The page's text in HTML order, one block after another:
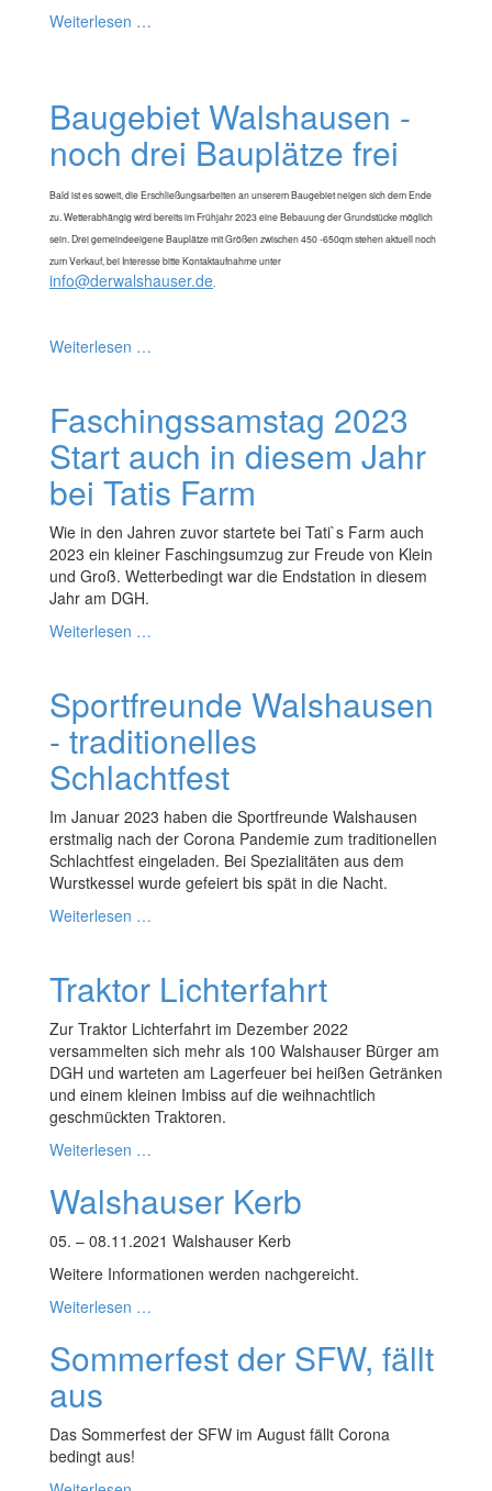
Weiterlesen …
Baugebiet Walshausen -
noch drei Bauplätze frei
Bald ist es soweit, die Erschließungsarbeiten an unserem Baugebiet neigen sich dem Ende
zu. Wetterabhängig wird bereits im Frühjahr 2023 eine Bebauung der Grundstücke möglich
sein. Drei gemeindeeigene Bauplätze mit Größen zwischen 450 -650qm stehen aktuell noch
zum Verkauf, bei Interesse bitte Kontaktaufnahme unter
info@derwalshauser.de
Weiterlesen …
Faschingssamstag 2023
Start auch in diesem Jahr
bei Tatis Farm
Wie in den Jahren zuvor startete bei Tati`s Farm auch
2023 ein kleiner Faschingsumzug zur Freude von Klein
und Groß. Wetterbedingt war die Endstation in diesem
Jahr am DGH.
Weiterlesen …
Sportfreunde Walshausen
- traditionelles
Schlachtfest
Im Januar 2023 haben die Sportfreunde Walshausen
erstmalig nach der Corona Pandemie zum traditionellen
Schlachtfest eingeladen. Bei Spezialitäten aus dem
Wurstkessel wurde gefeiert bis spät in die Nacht.
Weiterlesen …
Traktor Lichterfahrt
Zur Traktor Lichterfahrt im Dezember 2022
versammelten sich mehr als 100 Walshauser Bürger am
DGH und warteten am Lagerfeuer bei heißen Getränken
und einem kleinen Imbiss auf die weihnachtlich
geschmückten Traktoren.
Weiterlesen …
Walshauser Kerb
05. – 08.11.2021 Walshauser Kerb
Weitere Informationen werden nachgereicht.
Weiterlesen …
Sommerfest der SFW, fällt
aus
Das Sommerfest der SFW im August fällt Corona
bedingt aus!